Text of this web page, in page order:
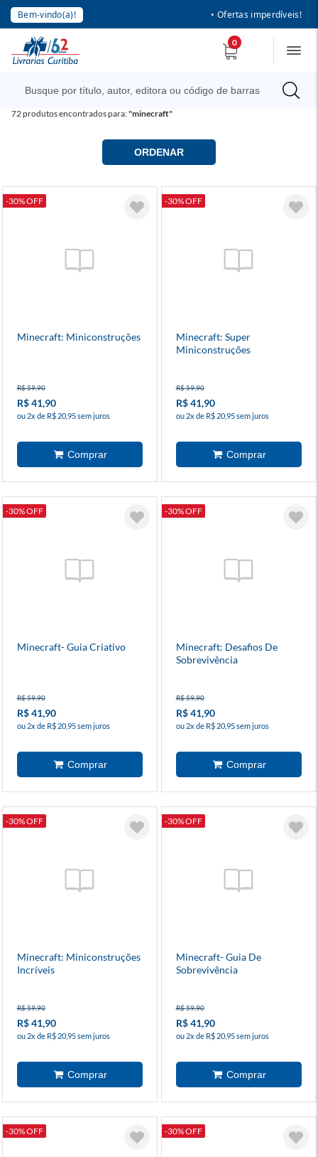
Bem-vindo(a)! • Ofertas imperdíveis!
0
72produtos encontrados para:"minecraft"
ORDENAR
-30% OFF
Minecraft: Miniconstruções
R$ 59,90
R$ 41,90
ou 2x de R$ 20,95 sem juros
-30% OFF
Minecraft: Super
Miniconstruções
R$ 59,90
R$ 41,90
ou 2x de R$ 20,95 sem juros
-30% OFF
Minecraft- Guia Criativo
R$ 59,90
R$ 41,90
ou 2x de R$ 20,95 sem juros
-30% OFF
Minecraft: Desafios De
Sobrevivência
R$ 59,90
R$ 41,90
ou 2x de R$ 20,95 sem juros
-30% OFF
Minecraft: Miniconstruções
Incríveis
R$ 59,90
R$ 41,90
ou 2x de R$ 20,95 sem juros
-30% OFF
Minecraft- Guia De
Sobrevivência
R$ 59,90
R$ 41,90
ou 2x de R$ 20,95 sem juros
-30% OFF -30% OFF